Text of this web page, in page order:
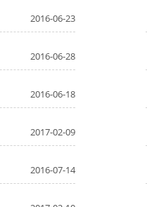
2016-06-23
2016-06-28
2016-06-18
2017-02-09
2016-07-14